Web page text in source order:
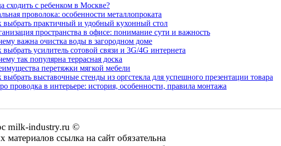
сходить с ребенком в Москве?
проволока: особенности металлопроката
выбрать практичный и удобный кухонный стол
пространства в офисе: понимание сути и важность
важна очистка воды в загородном доме
выбрать усилитель сотовой связи и 3G/4G интернета
так популярна террасная доска
перетяжки мягкой мебели
выбрать выставочные стенды из оргстекла для успешного презентации товара
проводка в интерьере: история, особенности, правила монтажа
milk-industry.ru ©
ссылка на сайт обязательна